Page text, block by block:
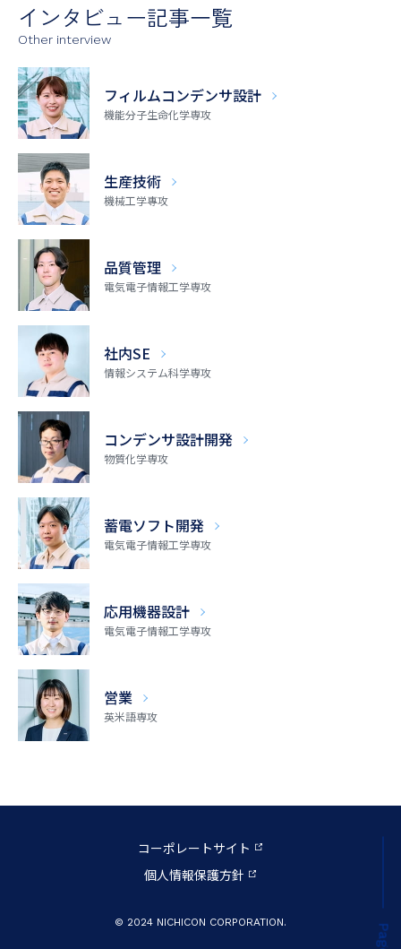
インタビュー記事一覧
Other interview
フィルムコンデンサ設計
機能分子生命化学専攻
生産技術
機械工学專攻
品質管理
電気電子情報工学専攻
社内SE
情報システム科学専攻
コンデンサ設計開発
物質化学専攻
蓄電ソフト開発
電気電子情報工学専攻
応用機器設計
電気電子情報工学専攻
営業
英米語専攻
コーポレートサイト
個人情報保護方針
© 2024 NICHICON CORPORATION.